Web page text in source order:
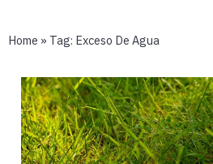
Home » Tag: Exceso De Agua